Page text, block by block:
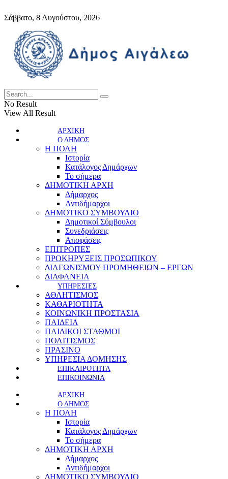
Σάββατο, 8 Αυγούστου, 2026
No Result
View All Result
ΑΡΧΙΚΗ
Ο ΔΗΜΟΣ
Η ΠΟΛΗ
Ιστορία
Κατάλογος Δημάρχων
Το σήμερα
ΔΗΜΟΤΙΚΗ ΑΡΧΗ
Δήμαρχος
Αντιδήμαρχοι
ΔΗΜΟΤΙΚΟ ΣΥΜΒΟΥΛΙΟ
Δημοτικοί Σύμβουλοι
Συνεδριάσεις
Αποφάσεις
ΕΠΙΤΡΟΠΕΣ
ΠΡΟΚΗΡΥΞΕΙΣ ΠΡΟΣΩΠΙΚΟΥ
ΔΙΑΓΩΝΙΣΜΟΥ ΠΡΟΜΗΘΕΙΩΝ – ΕΡΓΩΝ
ΔΙΑΦΑΝΕΙΑ
ΥΠΗΡΕΣΙΕΣ
ΑΘΛΗΤΙΣΜΟΣ
ΚΑΘΑΡΙΟΤΗΤΑ
ΚΟΙΝΩΝΙΚΗ ΠΡΟΣΤΑΣΙΑ
ΠΑΙΔΕΙΑ
ΠΑΙΔΙΚΟΙ ΣΤΑΘΜΟΙ
ΠΟΛΙΤΙΣΜΟΣ
ΠΡΑΣΙΝΟ
ΥΠΗΡΕΣΙΑ ΔΟΜΗΣΗΣ
ΕΠΙΚΑΙΡΟΤΗΤΑ
ΕΠΙΚΟΙΝΩΝΙΑ
ΑΡΧΙΚΗ
Ο ΔΗΜΟΣ
Η ΠΟΛΗ
Ιστορία
Κατάλογος Δημάρχων
Το σήμερα
ΔΗΜΟΤΙΚΗ ΑΡΧΗ
Δήμαρχος
Αντιδήμαρχοι
ΔΗΜΟΤΙΚΟ ΣΥΜΒΟΥΛΙΟ